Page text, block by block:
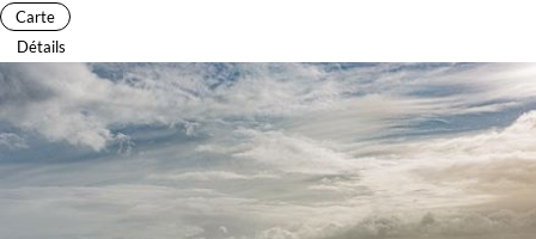
Carte
Détails